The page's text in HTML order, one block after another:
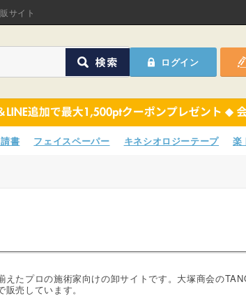
サイト
ログイン
オリジナル商品
書 フェイスペーパー キネシオロジーテープ 楽
たプロの施術家向けの卸サイトです。大塚商会の
売しています。
ほねつぎHot
鍼灸用品
サポーター
A-COMS